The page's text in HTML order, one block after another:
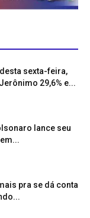
sexta-feira,
29,6% e...
lance seu
pra se dá conta